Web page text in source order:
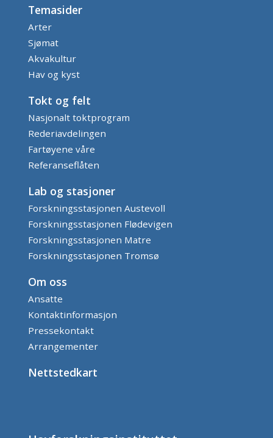
Temasider
Arter
Sjømat
Akvakultur
Hav og kyst
Tokt og felt
Nasjonalt toktprogram
Rederiavdelingen
Fartøyene våre
Referanseflåten
Lab og stasjoner
Forskningsstasjonen Austevoll
Forskningsstasjonen Flødevigen
Forskningsstasjonen Matre
Forskningsstasjonen Tromsø
Om oss
Ansatte
Kontaktinformasjon
Pressekontakt
Arrangementer
Nettstedkart